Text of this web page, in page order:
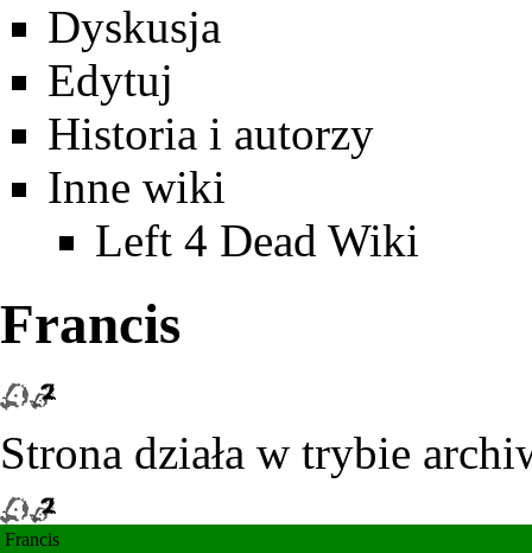
Dyskusja
Edytuj
Historia i autorzy
Inne wiki
Left 4 Dead Wiki
Francis
Strona działa w trybie
Francis